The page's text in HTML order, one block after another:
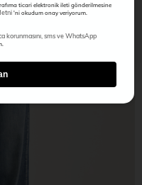
ticari elektronik ileti gönderilmesine
'ni okudum onay veriyorum.
korunmasını, sms ve WhatsApp